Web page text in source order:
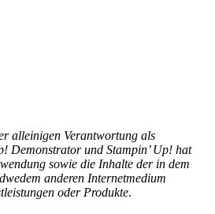
alleinigen Verantwortung als
Demonstrator und Stampin’ Up! hat
sowie die Inhalte der in dem
anderen Internetmedium
oder Produkte.